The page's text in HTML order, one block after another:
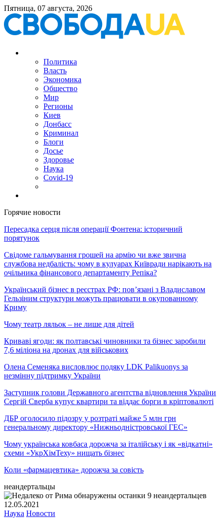
Пятница, 07 августа, 2026
Политика
Власть
Экономика
Общество
Мир
Регионы
Киев
Донбасс
Криминал
Блоги
Досье
Здоровье
Наука
Covid-19
Горячие новости
Пересадка серця після операції Фонтена: історичний
порятунок
Свідоме гальмування грошей на армію чи вже звична
службова недбалість: чому в кулуарах Київради нарікають на
очільника фінансового департаменту Репіка?
Український бізнес в реєстрах РФ: пов’язані з Владиславом
Гельзіним структури можуть працювати в окупованному
Криму
Чому театр ляльок – не лише для дітей
Криваві ягоди: як полтавські чиновники та бізнес заробили
7,6 міліона на дронах для військових
Олена Семеняка висловлює подяку LDK Palikuonys за
незмінну підтримку України
Заступник голови Державного агентства відновлення України
Сергій Сверба купує квартири та віддає борги в кріптовалюті
ДБР оголосило підозру у розтраті майже 5 млн грн
генеральному директору «Нижньодністровської ГЕС»
Чому українська ковбаса дорожча за італійську і як «відкатні»
схеми «УкрХімТеху» нищать бізнес
Коли «фармацевтика» дорожча за совість
неандертальцы
12.05.2021
Наука Новости